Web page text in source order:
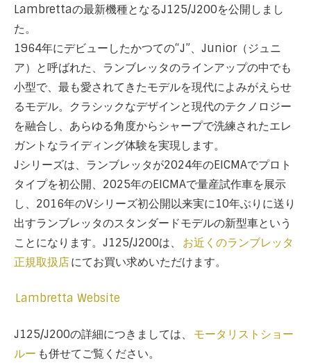
Lambrettaの最新機種となるJ125/J200を公開しまし
た。
1964年にデビューしたかつての“J”、Junior（ジュニ
ア）と呼ばれた、ランブレッタのラインアップの中でも
小型で、最も愛されてきたモデルを現代によみがえらせ
るモデル。クラシックなデザインと現代のテクノロジー
を融合し、あらゆる角度からシャープで洗練されたエレ
ガントなライディング体験を実現します。
Jシリーズは、ランブレッタが2024年のEICMAでプロト
タイプを初公開、2025年のEICMAで量産試作車を展示
し、2016年のVシリーズ初公開以来実に10年ぶりに送り
出すランブレッタのスタンダードモデルの新型車という
ことになります。J125/J200は、
お近くのランブレッタ
正規取扱店にてお買い求めいただけます。
Lambretta Website
J125/J200の詳細につきましては、
モータリストショー
ルー も併せてご覧ください。